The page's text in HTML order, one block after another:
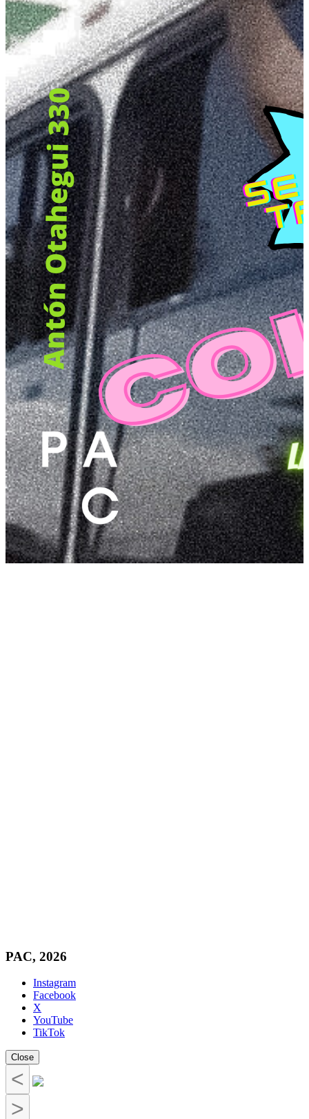
PAC, 2026
Instagram
Facebook
X
YouTube
TikTok
Close
<
>